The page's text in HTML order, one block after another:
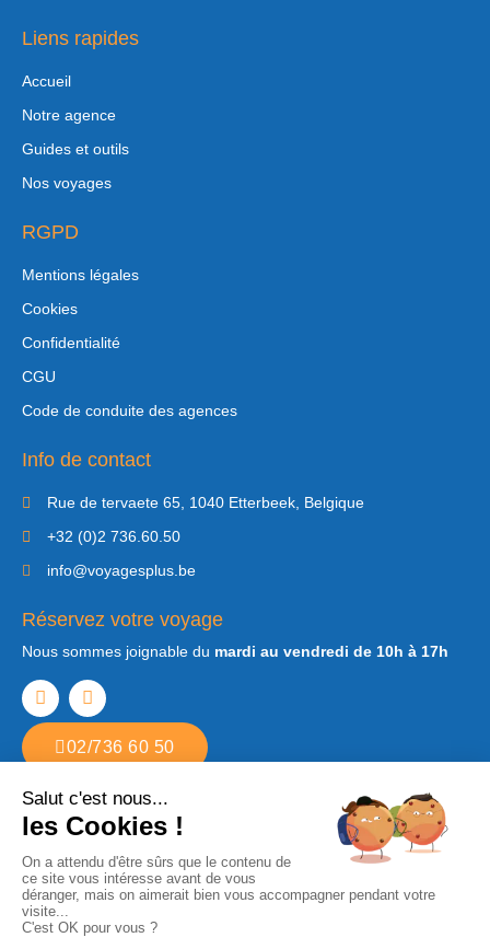
Liens rapides
Accueil
Notre agence
Guides et outils
Nos voyages
RGPD
Mentions légales
Cookies
Confidentialité
CGU
Code de conduite des agences
Info de contact
Rue de tervaete 65, 1040 Etterbeek, Belgique
+32 (0)2 736.60.50
info@voyagesplus.be
Réservez votre voyage
Nous sommes joignable du mardi au vendredi de 10h à 17h
02/736 60 50
Copyright © 2022. Tous droits réservés Voyages Plus. Agence de voyages